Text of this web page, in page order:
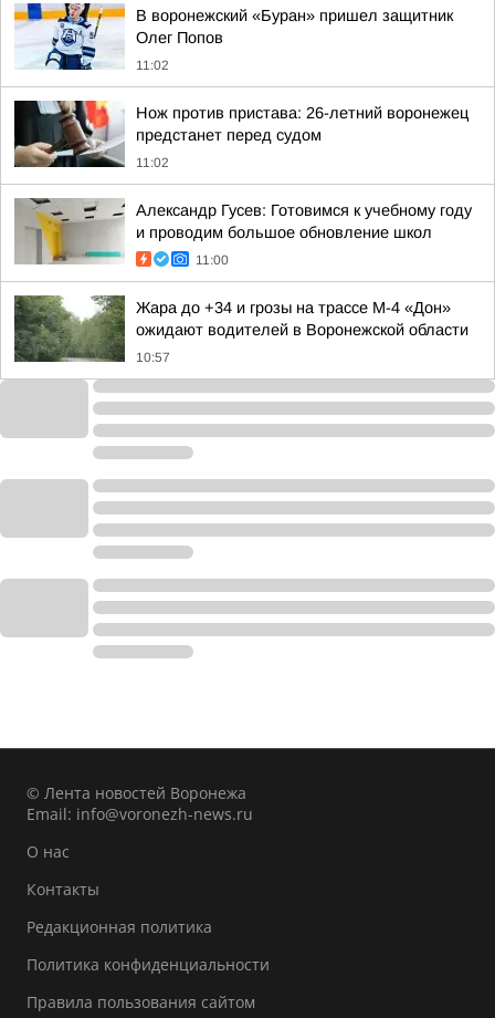
В воронежский «Буран» пришел защитник
Олег Попов
11:02
Нож против пристава: 26-летний воронежец
предстанет перед судом
11:02
Александр Гусев: Готовимся к учебному году
и проводим большое обновление школ
11:00
Жара до +34 и грозы на трассе М-4 «Дон»
ожидают водителей в Воронежской области
10:57
© Лента новостей Воронежа
Email: info@voronezh-news.ru
О нас
Контакты
Редакционная политика
Политика конфиденциальности
Правила пользования сайтом